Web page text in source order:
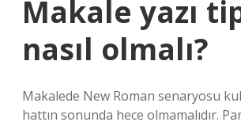
Makale yazı
nasıl olmalı?
Makalede New Roman senaryosu
hattın sonunda hece olmamalıdır.